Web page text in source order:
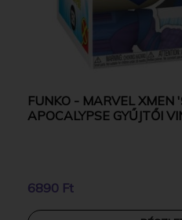
FUNKO - MARVEL XMEN
APOCALYPSE GYŰJTŐI
6890 Ft